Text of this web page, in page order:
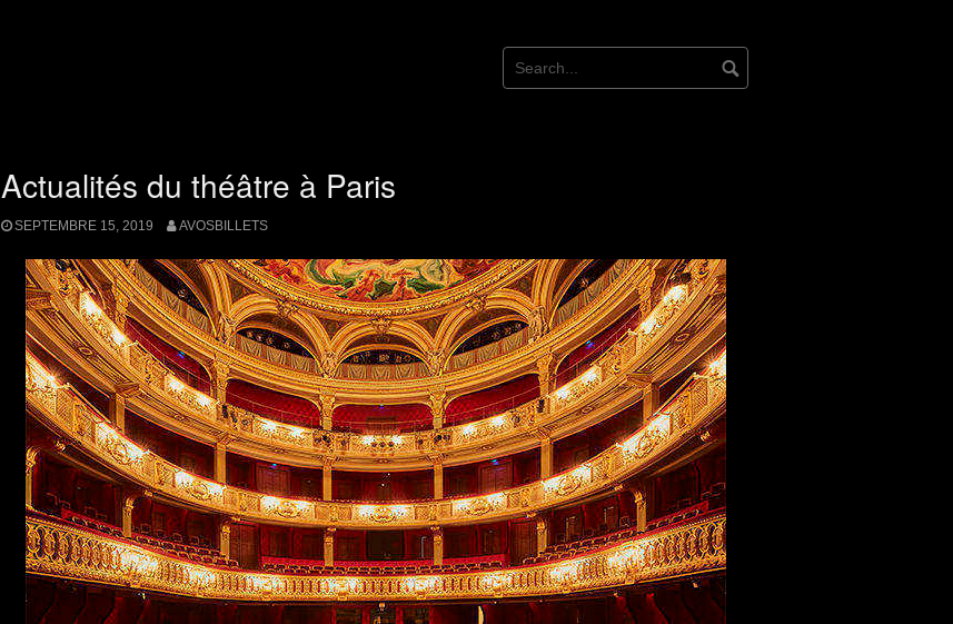
Actualités du théâtre à Paris
SEPTEMBRE 15, 2019 AVOSBILLETS